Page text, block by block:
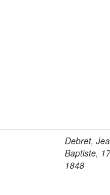
Debret,
Baptiste,
1848